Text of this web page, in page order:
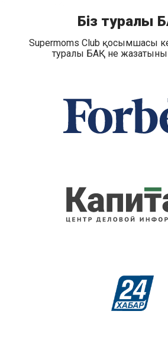
Біз туралы
Supermoms Club қосымшасы
туралы БАҚ не